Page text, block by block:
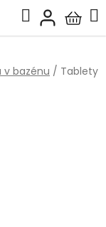
Hledat
košík
v bazénu / Tablety